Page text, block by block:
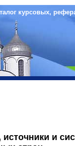
курсовых,
источники и